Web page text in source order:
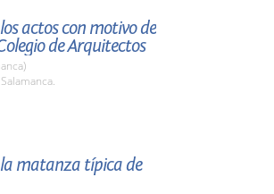
actos con motivo de
de Arquitectos
matanza típica de